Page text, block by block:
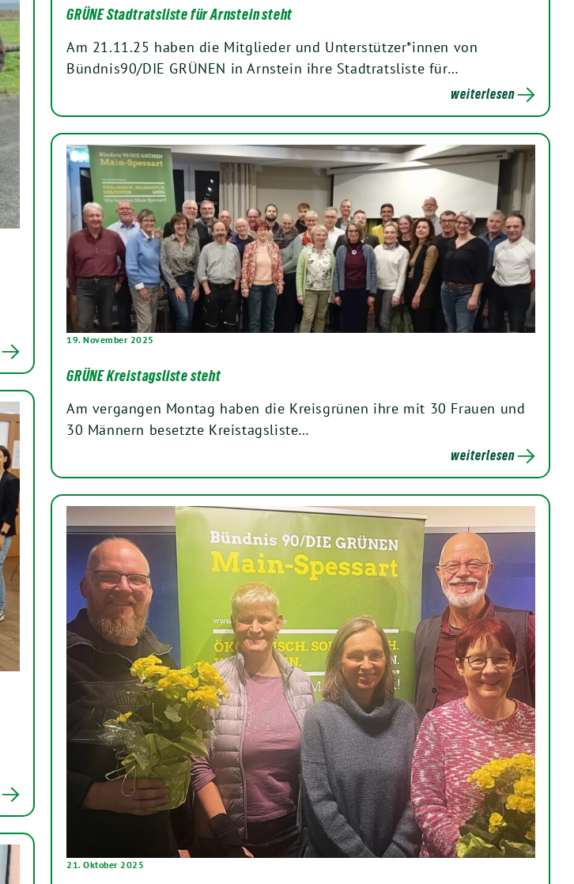
GRÜNE Stadtratsliste für Arnstein steht
Am 21.11.25 haben die Mitglieder und Unterstützer*innen von
Bündnis90/DIE GRÜNEN in Arnstein ihre Stadtratsliste für…
weiterlesen
19. November 2025
GRÜNE Kreistagsliste steht
Am vergangen Montag haben die Kreisgrünen ihre mit 30 Frauen und
30 Männern besetzte Kreistagsliste…
weiterlesen
21. Oktober 2025